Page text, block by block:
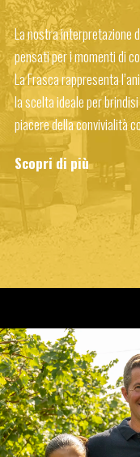
La nostra interpretazione
pensati per i momenti di
La Frasca rappresenta
la scelta ideale per
piacere della convivialità
Scopri di più